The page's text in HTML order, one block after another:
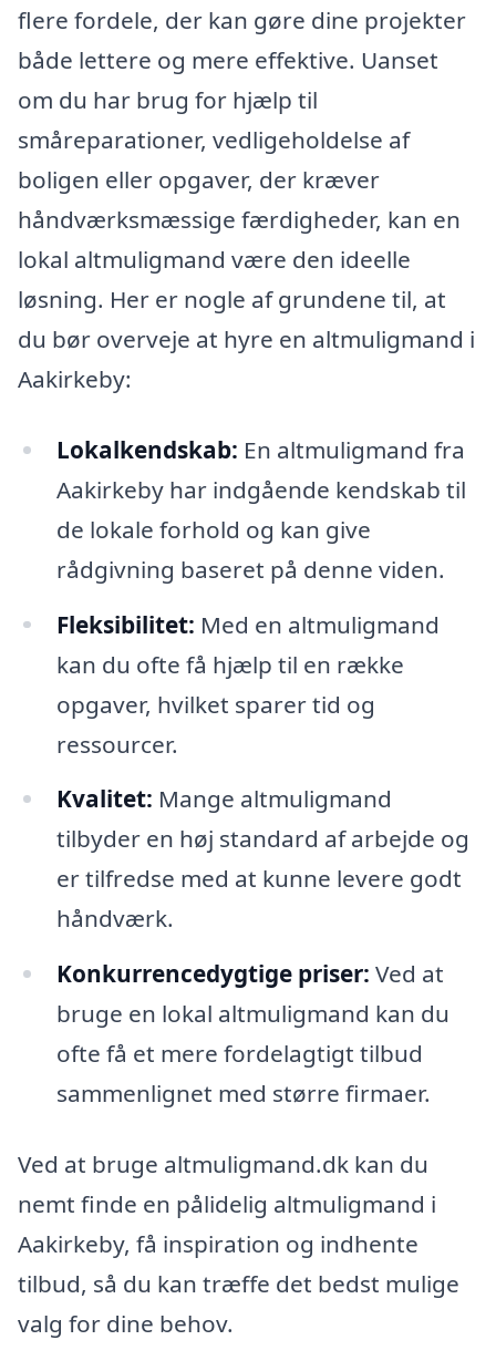
flere fordele, der kan gøre dine projekter
både lettere og mere effektive. Uanset
om du har brug for hjælp til
småreparationer, vedligeholdelse af
boligen eller opgaver, der kræver
håndværksmæssige færdigheder, kan en
lokal altmuligmand være den ideelle
løsning. Her er nogle af grundene til, at
du bør overveje at hyre en altmuligmand i
Aakirkeby:
Lokalkendskab: En altmuligmand fra
Aakirkeby har indgående kendskab til
de lokale forhold og kan give
rådgivning baseret på denne viden.
Fleksibilitet: Med en altmuligmand
kan du ofte få hjælp til en række
opgaver, hvilket sparer tid og
ressourcer.
Kvalitet: Mange altmuligmand
tilbyder en høj standard af arbejde og
er tilfredse med at kunne levere godt
håndværk.
Konkurrencedygtige priser: Ved at
bruge en lokal altmuligmand kan du
ofte få et mere fordelagtigt tilbud
sammenlignet med større firmaer.
Ved at bruge altmuligmand.dk kan du
nemt finde en pålidelig altmuligmand i
Aakirkeby, få inspiration og indhente
tilbud, så du kan træffe det bedst mulige
valg for dine behov.